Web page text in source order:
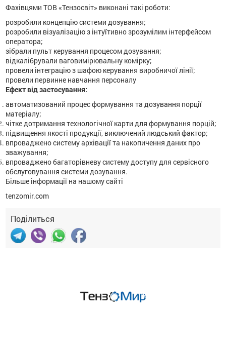
Фахівцями ТОВ «Тензосвіт» виконані такі роботи:
розробили концепцію системи дозування;
розробили візуалізацію з інтуїтивно зрозумілим інтерфейсом
оператора;
зібрали пульт керування процесом дозування;
відкалібрували ваговимірювальну комірку;
провели інтеграцію з шафою керування виробничої лінії;
провели первинне навчання персоналу
Ефект від застосування:
автоматизований процес формування та дозування порції
матеріалу;
чітке дотримання технологічної карти для формування порцій;
підвищення якості продукції, виключений людський фактор;
впроваджено систему архівації та накопичення даних про
зважування;
впроваджено багаторівневу систему доступу для сервісного
обслуговування системи дозування.
Більше інформації на нашому сайті
tenzomir.com
Поділиться